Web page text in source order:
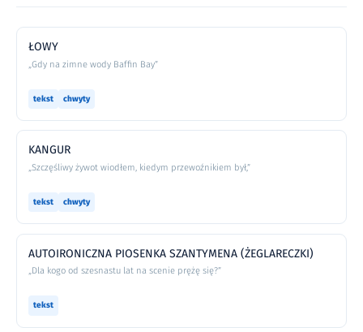
ŁOWY
„Gdy na zimne wody Baffin Bay”
tekst chwyty
KANGUR
„Szczęśliwy żywot wiodłem, kiedym przewoźnikiem był,”
tekst chwyty
AUTOIRONICZNA PIOSENKA SZANTYMENA (ŻEGLARECZKI)
„Dla kogo od szesnastu lat na scenie prężę się?”
tekst